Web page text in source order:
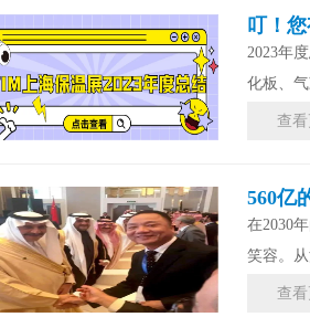
叮！
2023年
化板、
查
560亿
在2030
笑容。
查